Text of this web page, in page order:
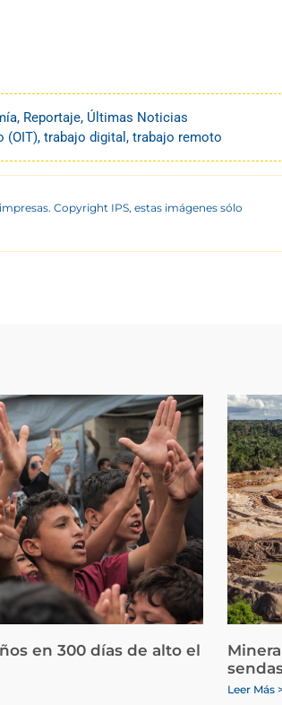
, Reportaje, Últimas Noticias
(OIT), trabajo digital , trabajo remoto
Copyright IPS, estas imágenes sólo
en 300 días de alto el
Leer Más